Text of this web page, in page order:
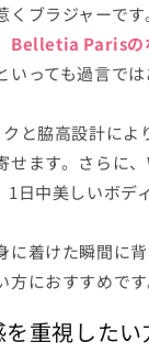
くブラジャーで
Belletia Parisの
いっても過言では
と脇高設計によ
せます。さらに
日中美しいボデ
に着けた瞬間に
におすすめです
重視したい